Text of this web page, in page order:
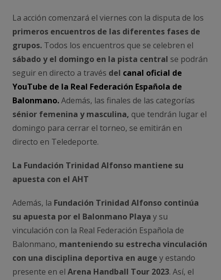
La acción comenzará el viernes con la disputa de los
primeros encuentros de las diferentes fases de
grupos. Todos los encuentros que se celebren el
sábado y el domingo en la pista central se podrán
seguir en directo a través del canal oficial de
YouTube de la Real Federación Española de
Balonmano.Además, las finales de las categorías
sénior femenina y masculina, que tendrán lugar el
domingo para cerrar el torneo, se emitirán en
directo en Teledeporte.
La Fundación Trinidad Alfonso mantiene su
apuesta con el AHT
Además, la Fundación Trinidad Alfonso continúa
su apuesta por el Balonmano Playa y su
vinculación con la Real Federación Española de
Balonmano, manteniendo su estrecha vinculación
con una disciplina deportiva en auge y estando
presente en el Arena Handball Tour 2023. Así, el